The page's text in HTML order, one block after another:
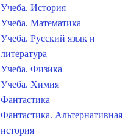
Учеба. История
Учеба. Математика
Учеба. Русский язык и
литература
Учеба. Физика
Учеба. Химия
Фантастика
Фантастика. Альтернативная
история